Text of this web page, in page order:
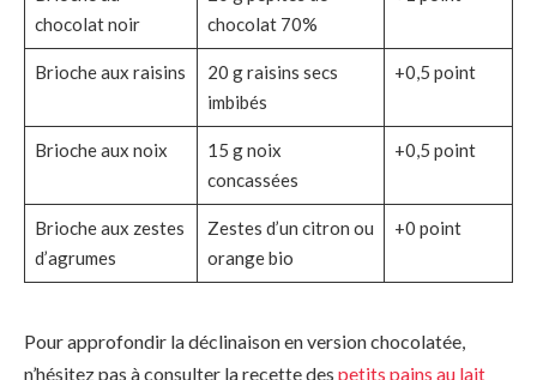
chocolat noir
chocolat 70%
Brioche aux raisins
20 g raisins secs
imbibés
+0,5 point
Brioche aux noix
15 g noix
concassées
+0,5 point
Brioche aux zestes
d’agrumes
Zestes d’un citron ou
orange bio
+0 point
Pour approfondir la déclinaison en version chocolatée,
n’hésitez pas à consulter la recette des petits pains au lait